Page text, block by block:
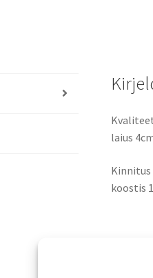
laius
Kinnitus
koostis